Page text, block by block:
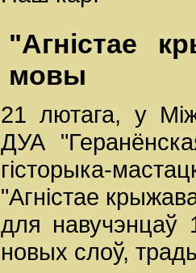
"Агністае
мовы
21 лютага, у
ДУА
гісторыка-
"Агністае
для навучэнцаў
новых слоў,